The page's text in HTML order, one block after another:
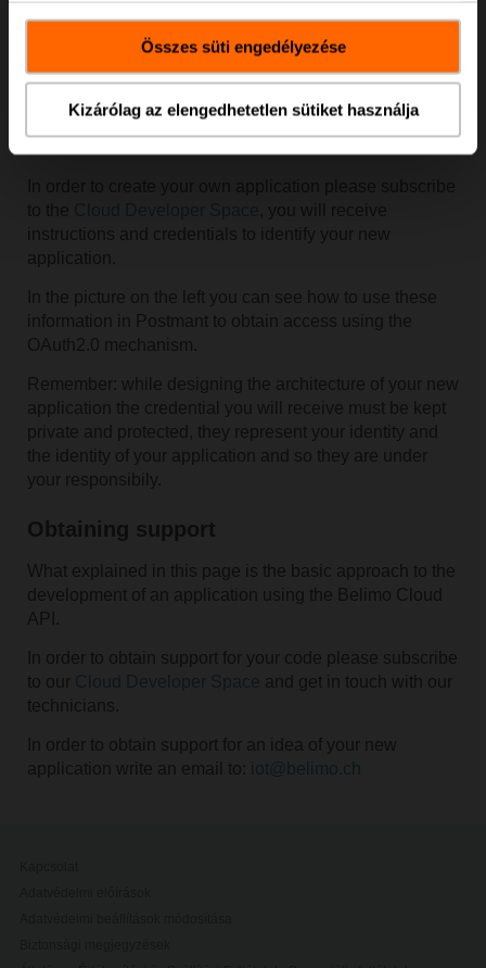
Összes süti engedélyezése
Kizárólag az elengedhetetlen sütiket használja
instructions and credentials to identify your new
application.
In the picture on the left you can see how to use these
information in Postmant to obtain access using the
OAuth2.0 mechanism.
Remember: while designing the architecture of your new
application the credential you will receive must be kept
private and protected, they represent your identity and
the identity of your application and so they are under
your responsibily.
Obtaining support
What explained in this page is the basic approach to the
development of an application using the Belimo Cloud
API.
In order to obtain support for your code please subscribe
to our
and get in touch with our
technicians.
In order to obtain support for an idea of your new
application write an email to: